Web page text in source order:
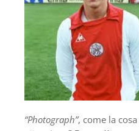
“Photograph”, come la